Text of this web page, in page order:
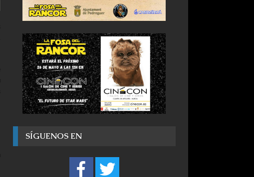
SÍGUENOS EN